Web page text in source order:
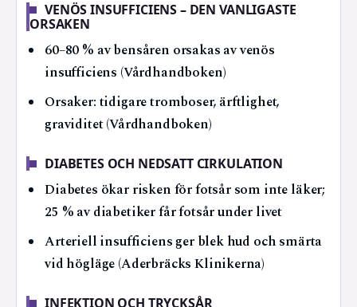
VENÖS INSUFFICIENS – DEN VANLIGASTE
ORSAKEN
60–80 % av bensåren orsakas av venös
insufficiens (Vårdhandboken)
Orsaker: tidigare tromboser, ärftlighet,
graviditet (Vårdhandboken)
DIABETES OCH NEDSATT CIRKULATION
Diabetes ökar risken för fotsår som inte läker;
25 % av diabetiker får fotsår under livet
Arteriell insufficiens ger blek hud och smärta
vid högläge (Aderbräcks Klinikerna)
INFEKTION OCH TRYCKSÅR